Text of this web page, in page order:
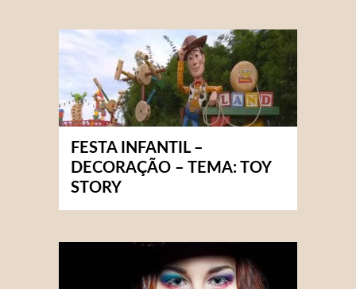
FESTA INFANTIL –
DECORAÇÃO – TEMA: TOY
STORY